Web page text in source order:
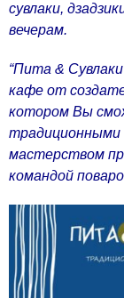
сувлаки,
вечерам.
“Пита &
кафе от
котором Вы
традиционными
мастерством
командой